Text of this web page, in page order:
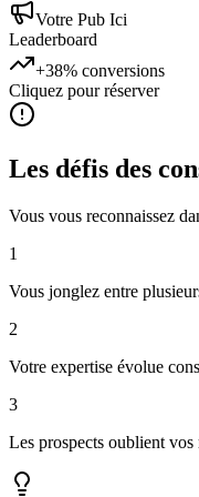
Votre Pub Ici
Leaderboard
+38% conversions
Cliquez pour réserver
Les défis des
Vous vous reconnaissez
1
Vous jonglez entre
2
Votre expertise évolue
3
Les prospects oublient vos